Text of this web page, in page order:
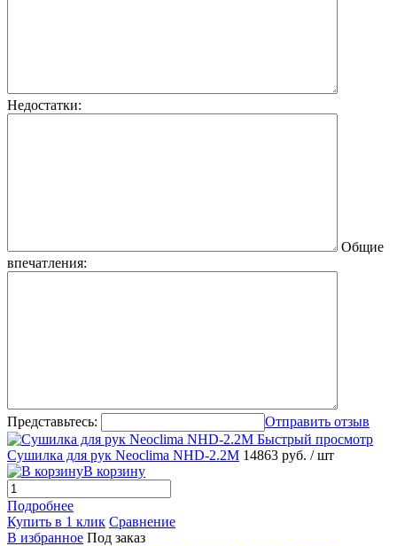
Недостатки:
Общие
впечатления:
Представьтесь:
Отправить отзыв
Быстрый просмотр
Сушилка для рук Neoclima NHD-2.2М 14863 руб. / шт
В корзину
Подробнее
Купить в 1 клик Сравнение
В избранное Под заказ